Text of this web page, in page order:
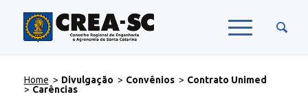
Home > Divulgação > Convênios > Contrato Unimed
> Carências